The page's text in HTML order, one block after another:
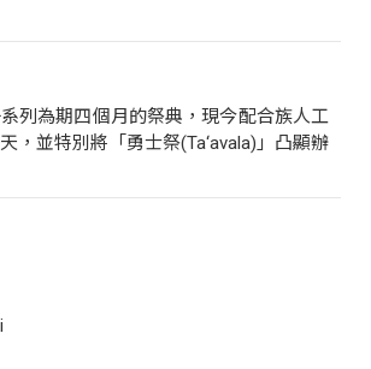
列為期四個月的祭典，現今配合族人工
，並特別將「勇士祭(Ta‘avala)」凸顯辦